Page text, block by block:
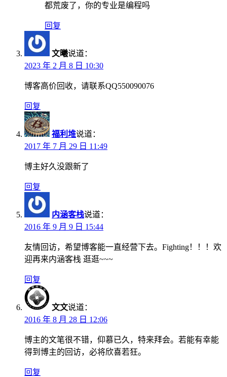
都荒废了，你的专业是编程吗
回复
文曦说道：
2023 年 2 月 8 日 10:30
博客高价回收，请联系QQ550090076
回复
福利堆说道：
2017 年 7 月 29 日 11:49
博主好久没跟新了
回复
内涵客栈说道：
2016 年 9 月 9 日 15:44
友情回访，希望博客能一直经营下去。Fighting！！！欢
迎再来内涵客栈 逛逛~~~
回复
文文说道：
2016 年 8 月 28 日 12:06
博主的文笔很不错，仰慕已久，特来拜会。若能有幸能
得到博主的回访，必将欣喜若狂。
回复